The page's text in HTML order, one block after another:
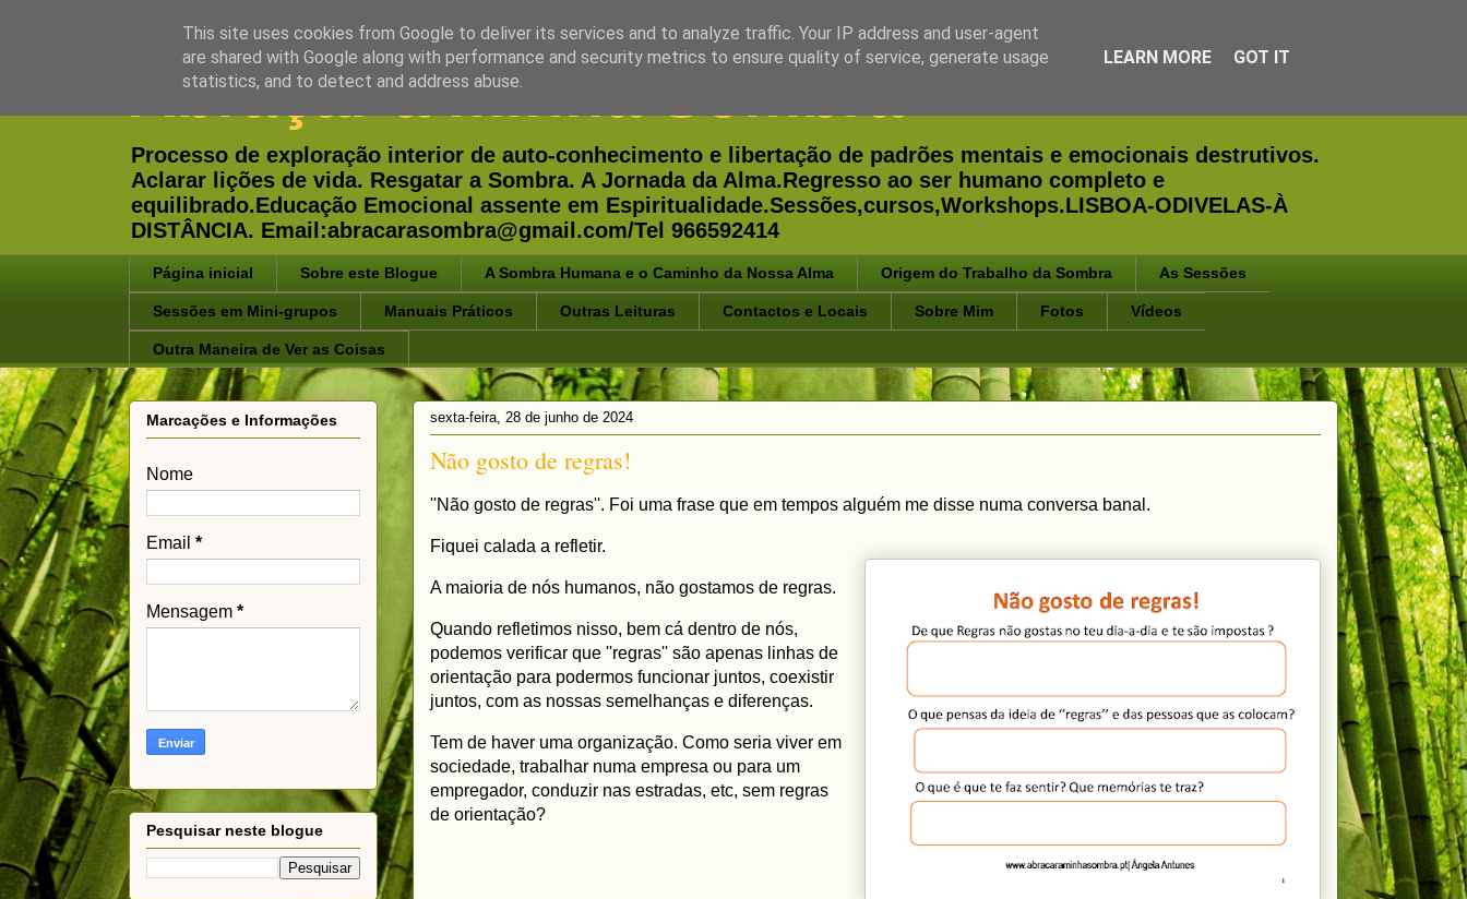
Abraçar a minha Sombra
Processo de exploração interior de auto-conhecimento e libertação de padrões mentais e emocionais destrutivos.
Aclarar lições de vida. Resgatar a Sombra. A Jornada da Alma.Regresso ao ser humano completo e
equilibrado.Educação Emocional assente em Espiritualidade.Sessões,cursos,Workshops.LISBOA-ODIVELAS-À
DISTÂNCIA. Email:abracarasombra@gmail.com/Tel 966592414
Página inicial Sobre este Blogue A Sombra Humana e o Caminho da Nossa Alma Origem do Trabalho da Sombra As Sessões
Sessões em Mini-grupos Manuais Práticos Outras Leituras Contactos e Locais Sobre Mim Fotos Vídeos
Outra Maneira de Ver as Coisas
sexta-feira, 28 de junho de 2024
Não gosto de regras!
''Não gosto de regras''. Foi uma frase que em tempos alguém me disse numa conversa banal.
Fiquei calada a refletir.
A maioria de nós humanos, não gostamos de regras.
Quando refletimos nisso, bem cá dentro de nós,
podemos verificar que ''regras'' são apenas linhas de
orientação para podermos funcionar juntos, coexistir
juntos, com as nossas semelhanças e diferenças.
Tem de haver uma organização. Como seria viver em
sociedade, trabalhar numa empresa ou para um
empregador, conduzir nas estradas, etc, sem regras
de orientação?
Marcações e Informações
Nome
Email *
Mensagem *
Pesquisar neste blogue
This site uses cookies from Google to deliver its services and to analyze traffic. Your IP address and user-agent
are shared with Google along with performance and security metrics to ensure quality of service, generate usage
statistics, and to detect and address abuse.
LEARN MORE GOT IT